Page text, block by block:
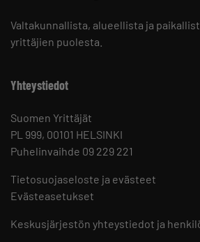
Valtakunnallista, alueellista ja
yrittäjien puolesta.
Yhteystiedot
Suomen Yrittäjät
PL 999, 00101 HELSINKI
Puhelinvaihde 09 229 221
Tietosuojaseloste ja evästeet
Evästeasetukset
Keskusjärjestön yhteystiedot ja